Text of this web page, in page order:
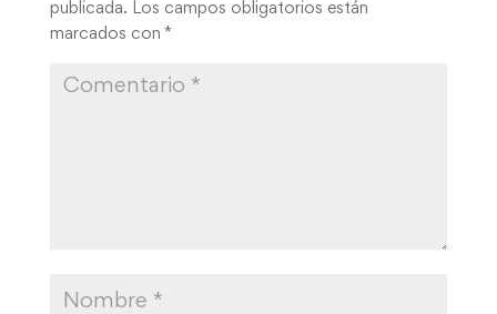
publicada. Los campos obligatorios están
marcados con *